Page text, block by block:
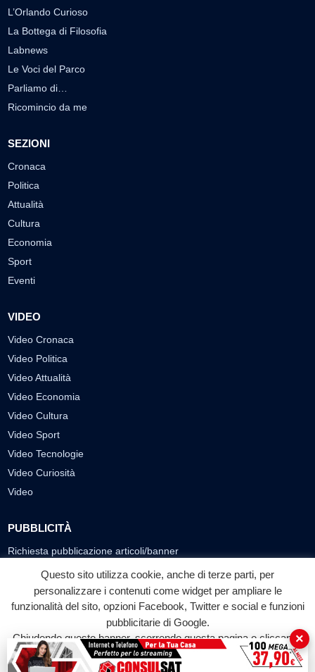
Palinsesto
Privacy Policy
Programmi TV
Speciale LabTv
Free sport
L’Orlando Curioso
La Bottega di Filosofia
Labnews
Le Voci del Parco
Parliamo di…
Ricomincio da me
Cronaca
Politica
Attualità
Cultura
Economia
Sport
Eventi
Video Cronaca
Video Attualità
Video Economia
Video Sport
Video Tecnologie
Video
Questo sito utilizza cookie, anche di terze parti, per
personalizzare i contenuti come widget per ampliare le
funzionalità del sito, opzioni Facebook, Twitter e social e funzioni
pubblicitarie di Google.
Chiudendo questo banner, scorrendo questa pagina o cliccando
su qualunque suo elemento acconsenti all'uso dei cookie.
×